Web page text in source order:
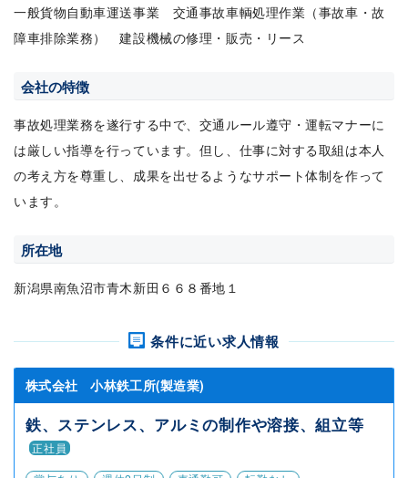
一般貨物自動車運送事業 交通事故車輌処理作業（事故車・故
障車排除業務） 建設機械の修理・販売・リース
会社の特徴
事故処理業務を遂行する中で、交通ルール遵守・運転マナーに
は厳しい指導を行っています。但し、仕事に対する取組は本人
の考え方を尊重し、成果を出せるようなサポート体制を作って
います。
所在地
新潟県南魚沼市青木新田６６８番地１
条件に近い求人情報
株式会社 小林鉄工所(製造業)
鉄、ステンレス、アルミの制作や溶接、組立等
正社員